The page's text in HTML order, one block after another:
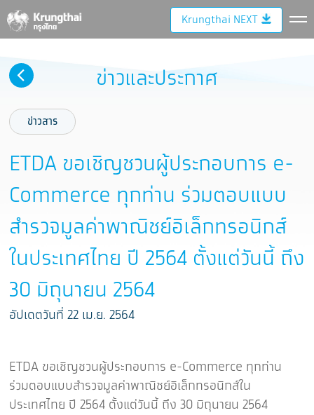
Krungthai NEXT
ข่าวและประกาศ
ข่าวสาร
ETDA ขอเชิญชวนผู้ประกอบการ e-
Commerce ทุกท่าน ร่วมตอบแบบ
สำรวจมูลค่าพาณิชย์อิเล็กทรอนิกส์
ในประเทศไทย ปี 2564 ตั้งแต่วันนี้ ถึง
30 มิถุนายน 2564
อัปเดตวันที่ 22 เม.ย. 2564
ETDA ขอเชิญชวนผู้ประกอบการ e-Commerce ทุกท่าน
ร่วมตอบแบบสำรวจมูลค่าพาณิชย์อิเล็กทรอนิกส์ใน
ประเทศไทย ปี 2564 ตั้งแต่วันนี้ ถึง 30 มิถุนายน 2564